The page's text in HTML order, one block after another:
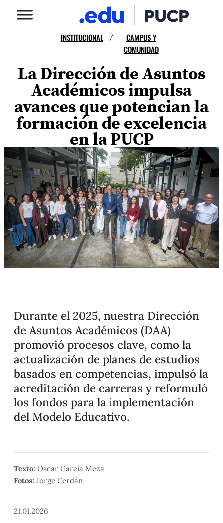
INSTITUCIONAL /
CAMPUS Y
COMUNIDAD
La Dirección de Asuntos
Académicos impulsa
avances que potencian la
formación de excelencia
en la PUCP
Durante el 2025, nuestra Dirección
de Asuntos Académicos (DAA)
promovió procesos clave, como la
actualización de planes de estudios
basados en competencias, impulsó la
acreditación de carreras y reformuló
los fondos para la implementación
del Modelo Educativo.
Texto: Oscar García Meza
Fotos: Jorge Cerdán
21.01.2026